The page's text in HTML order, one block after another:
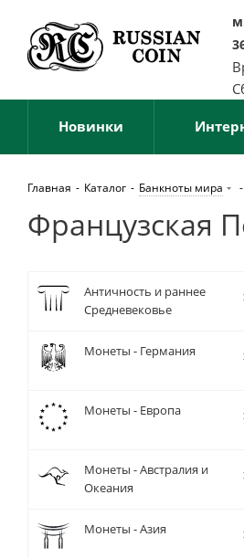
Новинки
Главная - Каталог - Банкноты мира -
Французская
Античность и раннее
Средневековье
Монеты - Германия
Монеты - Европа
Монеты - Австралия и
Океания
Монеты - Азия